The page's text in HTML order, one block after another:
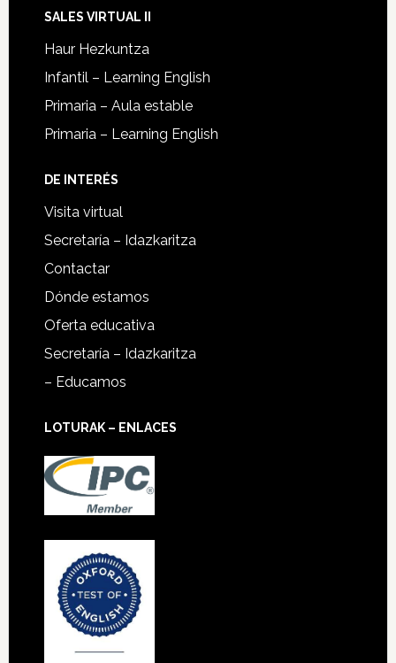
SALES VIRTUAL II
Haur Hezkuntza
Infantil – Learning English
Primaria – Aula estable
Primaria – Learning English
DE INTERÉS
Visita virtual
Secretaría – Idazkaritza
Contactar
Dónde estamos
Oferta educativa
Secretaría – Idazkaritza
– Educamos
LOTURAK – ENLACES